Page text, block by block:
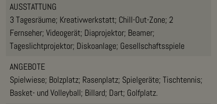
AUSSTATTUNG
3 Tagesräume; Kreativwerkstatt; Chill-Out-Zone; 2
Fernseher; Videogerät; Diaprojektor; Beamer;
Tageslichtprojektor; Diskoanlage; Gesellschaftsspiele
ANGEBOTE
Spielwiese; Bolzplatz; Rasenplatz; Spielgeräte; Tischtennis;
Basket- und Volleyball; Billard; Dart; Golfplatz.